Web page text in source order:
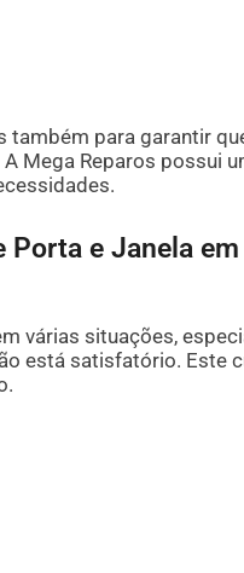
também para garantir
Mega Reparos possui
Porta e Janela em
várias situações,
está satisfatório. Este